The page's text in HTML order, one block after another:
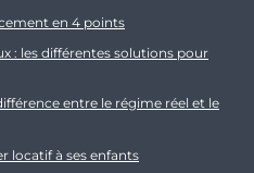
Sud-Est
en 4 points
: les différentes solutions pour
entre le régime réel et le
locatif à ses enfants